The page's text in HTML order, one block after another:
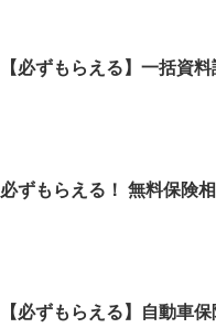
【必ずもらえる】一括資
必ずもらえる！ 無料保険
【必ずもらえる】自動車